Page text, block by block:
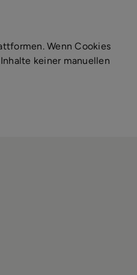
Wenn Cookies
keiner manuellen